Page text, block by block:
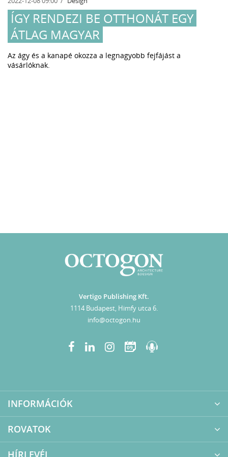
ÍGY RENDEZI BE OTTHONÁT EGY
ÁTLAG MAGYAR
Az ágy és a kanapé okozza a legnagyobb fejfájást a
vásárlóknak.
Vertigo Publishing Kft.
1114 Budapest, Himfy utca 6.
info@octogon.hu
09
INFORMÁCIÓK
ROVATOK